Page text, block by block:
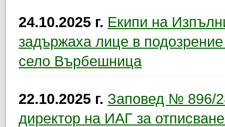
24.10.2025 г. Екипи на
задържаха лице в
село Върбешница
22.10.2025 г. Заповед № 896/
директор на ИАГ за